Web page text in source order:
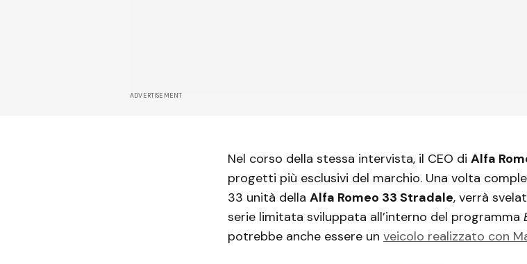
ADVERTISEMENT
Nel corso della stessa intervista, il CEO di Alfa
progetti più esclusivi del marchio. Una volta
33 unità della Alfa Romeo 33 Stradale, verrà
serie limitata sviluppata all’interno del programma
potrebbe anche essere un veicolo realizzato con